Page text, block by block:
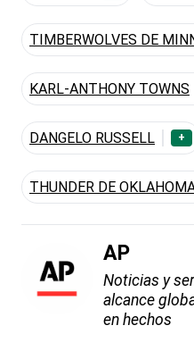
TIMBERWOLVES DE
KARL-ANTHONY TOWNS
DANGELO RUSSELL +
THUNDER DE
AP
Noticias y
alcance
en hechos